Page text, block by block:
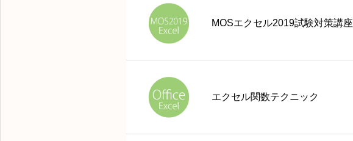
MOSエクセル2019試験対策講座
エクセル関数テクニック